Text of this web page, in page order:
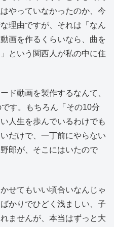
やっていなかったのか、今
理由ですが、それは「なん
画を作るくらいなら、曲を
という関西人が私の中に住
ド動画を製作するなんて、
す。もちろん「その10分
人生を歩んでいるわけでも
だけで、一丁前にやらない
郎が、そこにはいたので
せてもいい頃合いなんじゃ
かりでひどく浅ましい、子
ませんが、本当はずっと大